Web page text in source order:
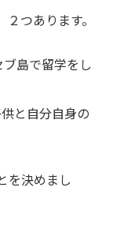
つあります。
島で留学をし
と自分自身の
を決めまし